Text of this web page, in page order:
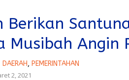
Musibah Angin
DAERAH, PEMERINTAHAN
2, 2021